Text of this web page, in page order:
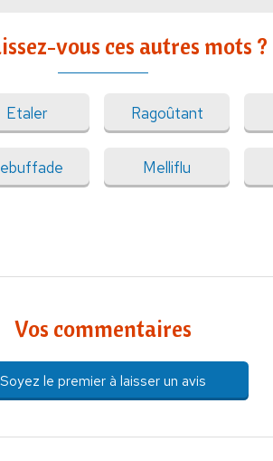
vous ces autres mots ?
Etaler Ragoûtant
Melliflu
Vos commentaires
Soyez le premier à laisser un avis